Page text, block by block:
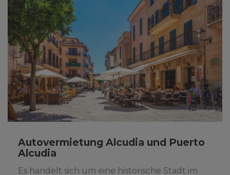
Autovermietung Alcudia und Puerto
Alcudia
Es handelt sich um eine historische Stadt im